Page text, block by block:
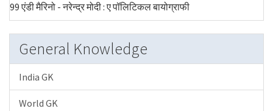
99 एंडी मैरिनो - नरेन्द्र मोदी : ए पॉलिटिकल बायोग्राफी
General Knowledge
India GK
World GK